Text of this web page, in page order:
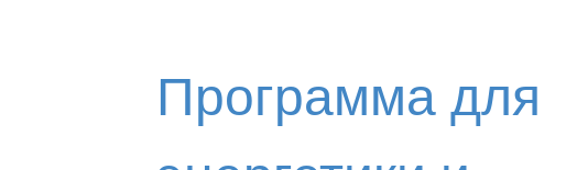
Программа для